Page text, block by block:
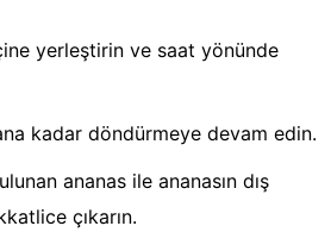
yerleştirin ve saat yönünde
kadar döndürmeye devam edin.
ananas ile ananasın dış
çıkarın.